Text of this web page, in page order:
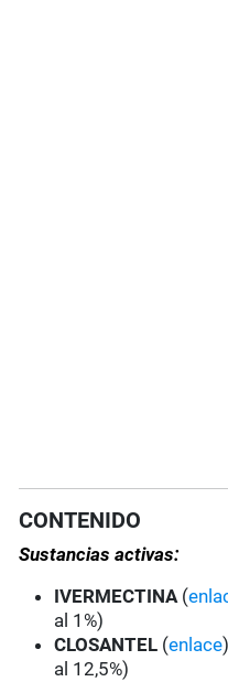
CONTENIDO
Sustancias activas:
IVERMECTINA(
al 1%)
CLOSANTEL (enlace
al 12,5%)